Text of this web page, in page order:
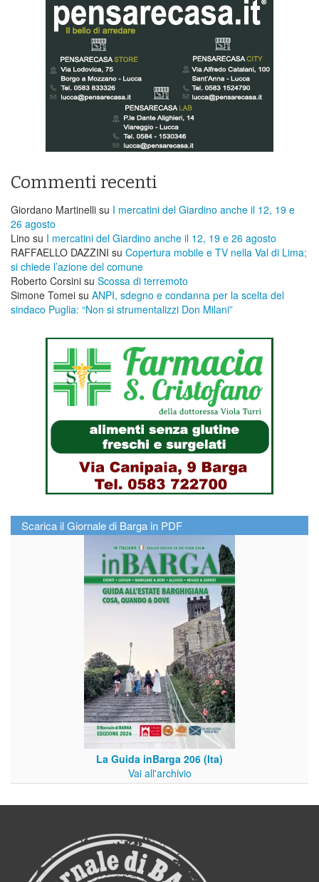
Commenti recenti
Giordano Martinelli su I mercatini del Giardino anche il 12, 19 e
26 agosto
Lino su I mercatini del Giardino anche il 12, 19 e 26 agosto
RAFFAELLO DAZZINI su ​Copertura mobile e TV nella Val di Lima;
si chiede l’azione del comune
Roberto Corsini su Scossa di terremoto
Simone Tomei su ANPI, sdegno e condanna per la scelta del
sindaco Puglia: “Non si strumentalizzi Don Milani”
Scarica il Giornale di Barga in PDF
La Guida inBarga 206 (Ita)
Vai all'archivio